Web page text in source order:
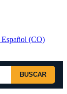
Español (CO)
BUSCAR